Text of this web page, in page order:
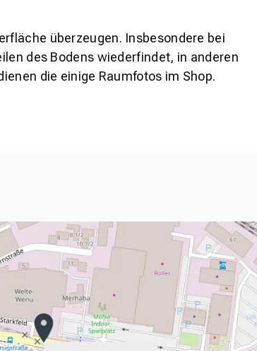
überzeugen. Insbesondere bei
des Bodens wiederfindet, in anderen
die einige Raumfotos im Shop.